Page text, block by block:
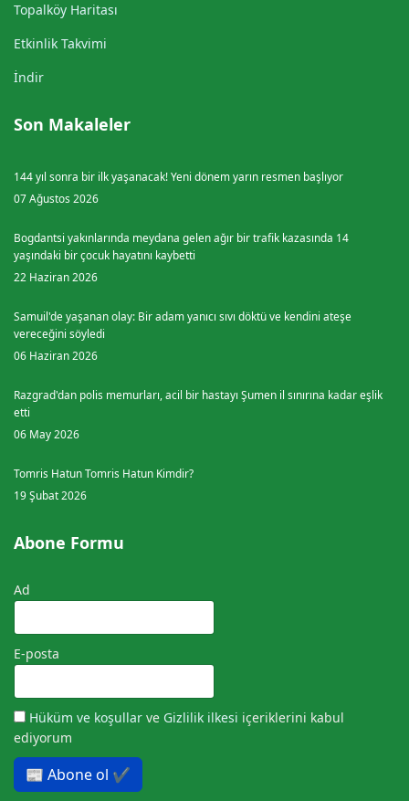
Topalköy Haritası
Etkinlik Takvimi
İndir
Son Makaleler
144 yıl sonra bir ilk yaşanacak! Yeni dönem yarın resmen başlıyor
07 Ağustos 2026
Bogdantsi yakınlarında meydana gelen ağır bir trafik kazasında 14
yaşındaki bir çocuk hayatını kaybetti
22 Haziran 2026
Samuil'de yaşanan olay: Bir adam yanıcı sıvı döktü ve kendini ateşe
vereceğini söyledi
06 Haziran 2026
Razgrad'dan polis memurları, acil bir hastayı Şumen il sınırına kadar eşlik
etti
06 May 2026
Tomris Hatun Tomris Hatun Kimdir?
19 Şubat 2026
Abone Formu
Ad
E-posta
Hüküm ve koşullar ve Gizlilik ilkesi içeriklerini kabul
ediyorum
📰 Abone ol ✔️